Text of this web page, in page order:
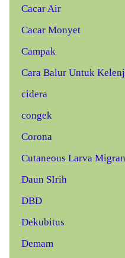
Cacar Air
Cacar Monyet
Campak
Cara Balur Untuk
cidera
congek
Corona
Cutaneous Larva
Daun SIrih
DBD
Dekubitus
Demam